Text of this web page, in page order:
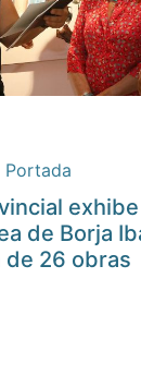
Portada
de Borja
de 26 obras